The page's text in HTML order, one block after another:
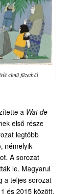
című füzetből
a Wat de
első része
legtöbb
némelyik
A sorozat
le. Magyarul
a teljes sorozat
és 2015 között.